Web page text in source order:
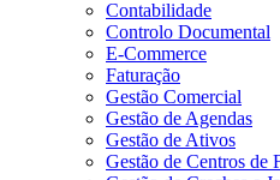
Contabilidade
Controlo Documental
E-Commerce
Faturação
Gestão Comercial
Gestão de Agendas
Gestão de Ativos
Gestão de Centros de